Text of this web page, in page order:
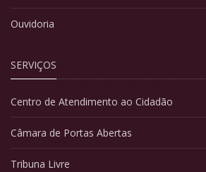
Ouvidoria
SERVIÇOS
Centro de Atendimento ao Cidadão
Câmara de Portas Abertas
Tribuna Livre